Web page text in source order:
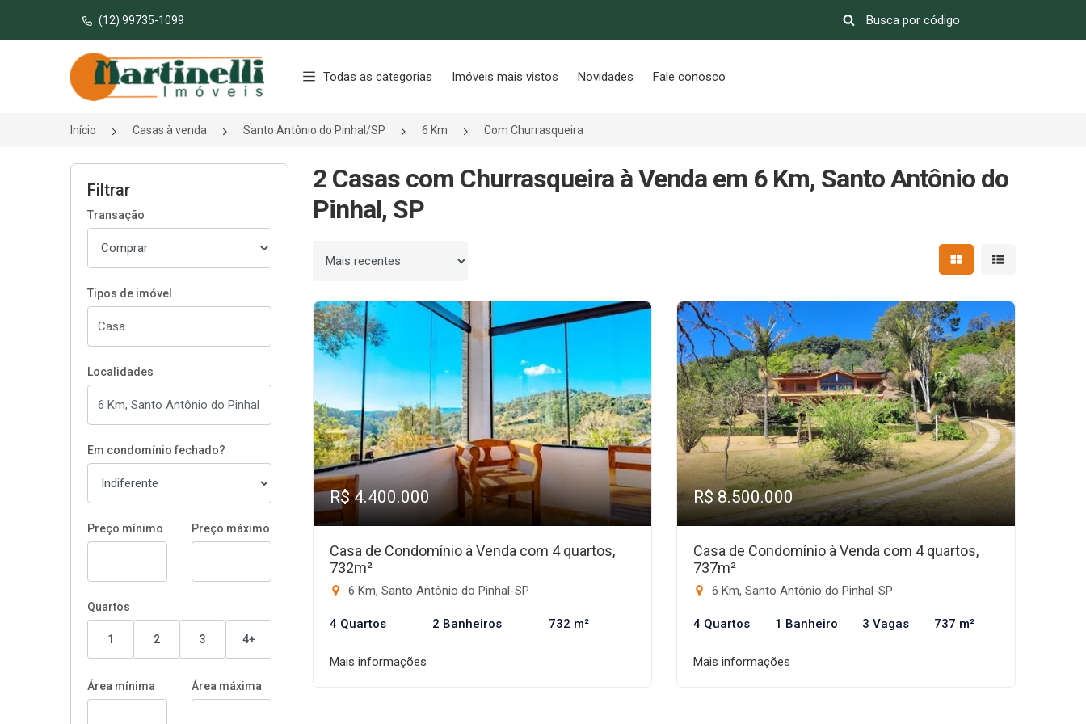
(12) 99735-1099
Página inicial
Todas as categorias Imóveis mais vistos Novidades Fale conosco
Início Casas à venda Santo Antônio do Pinhal/SP 6 Km Com Churrasqueira
Filtrar
Transação
Tipos de imóvel
Localidades
Em condomínio fechado?
Preço mínimo Preço máximo
Quartos
1 2 3 4+
Área mínima Área máxima
2 Casas com Churrasqueira à Venda em 6 Km, Santo Antônio do
Pinhal, SP
Ordenar por Mostrar resultados em
Mostrar
R$ 4.400.000
Casa de Condomínio à Venda com 4 quartos,
732m²
6 Km, Santo Antônio do Pinhal-SP
4 Quartos 2 Banheiros 732 m²
Mais informações
R$ 8.500.000
Casa de Condomínio à Venda com 4 quartos,
737m²
6 Km, Santo Antônio do Pinhal-SP
4 Quartos 1 Banheiro 3 Vagas 737 m²
Mais informações